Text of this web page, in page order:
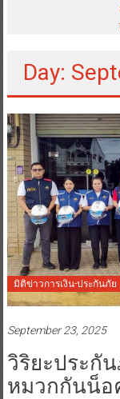
Day:
มิติข่าวการเงิน-ประกันภัย
September 23, 2025
วิริยะประกั
หมวกกันน็อ